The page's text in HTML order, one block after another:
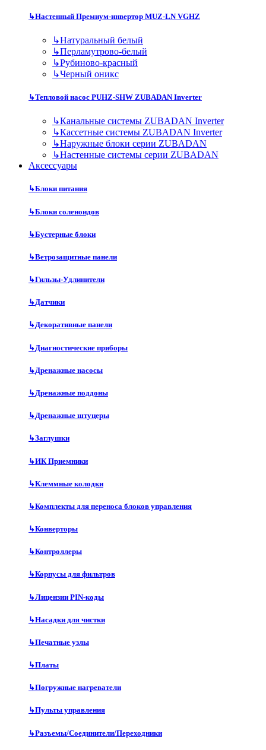
↳Настенный Премиум-инвертор MUZ-LN VGHZ
↳Натуральный белый
↳Перламутрово-белый
↳Рубиново-красный
↳Черный оникс
↳Тепловой насос PUHZ-SHW ZUBADAN Inverter
↳Канальные системы ZUBADAN Inverter
↳Кассетные системы ZUBADAN Inverter
↳Наружные блоки серии ZUBADAN
↳Настенные системы серии ZUBADAN
Аксесcуары
↳Блоки питания
↳Блоки соленоидов
↳Бустерные блоки
↳Ветрозащитные панели
↳Гильзы-Удлинители
↳Датчики
↳Декоративные панели
↳Диагностические приборы
↳Дренажные насосы
↳Дренажные поддоны
↳Дренажные штуцеры
↳Заглушки
↳ИК Приемники
↳Клеммные колодки
↳Комплекты для переноса блоков управления
↳Конверторы
↳Контроллеры
↳Корпусы для фильтров
↳Лицензии PIN-коды
↳Насадки для чистки
↳Печатные узлы
↳Платы
↳Погружные нагреватели
↳Пульты управления
↳Разъемы/Соединители/Переходники